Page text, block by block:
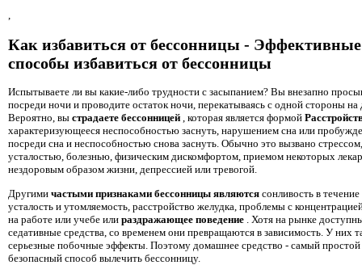
,
Как избавиться от бессонницы - Эффективные
способы избавиться от бессонницы
Испытываете ли вы какие-либо трудности с засыпанием? Вы внезапно
посреди ночи и проводите остаток ночи, перекатываясь с одной стороны
Вероятно, вы страдаете бессонницей , которая является формой
характеризующееся неспособностью заснуть, нарушением сна или
посреди сна и неспособностью снова заснуть. Обычно это вызвано стрессом,
усталостью, болезнью, физическим дискомфортом, приемом некоторых
нездоровым образом жизни, депрессией или тревогой.
Другими частыми признаками бессонницы являются сонливость в
усталость и утомляемость, расстройство желудка, проблемы с
на работе или учебе или раздражающее поведение . Хотя на рынке
седативные средства, со временем они превращаются в зависимость. У них
серьезные побочные эффекты. Поэтому домашнее средство - самый
безопасный способ вылечить бессонницу.